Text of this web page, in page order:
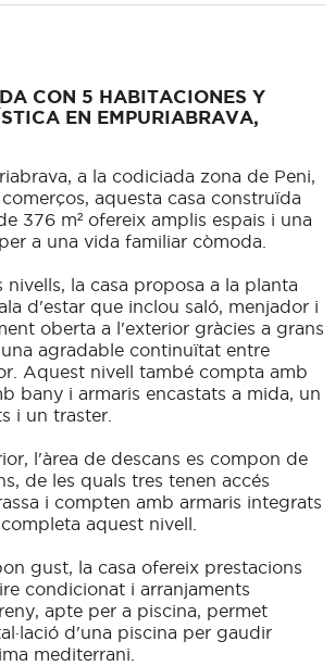
CON 5 HABITACIONES Y
EN EMPURIABRAVA,
a la codiciada zona de Peni,
aquesta casa construïda
376 m² ofereix amplis espais i una
a una vida familiar còmoda.
nivells, la casa proposa a la planta
d'estar que inclou saló, menjador i
oberta a l'exterior gràcies a grans
agradable continuïtat entre
Aquest nivell també compta amb
bany i armaris encastats a mida, un
i un traster.
l'àrea de descans es compon de
de les quals tres tenen accés
i compten amb armaris integrats
aquest nivell.
gust, la casa ofereix prestacions
condicionat i arranjaments
apte per a piscina, permet
d'una piscina per gaudir
mediterrani.